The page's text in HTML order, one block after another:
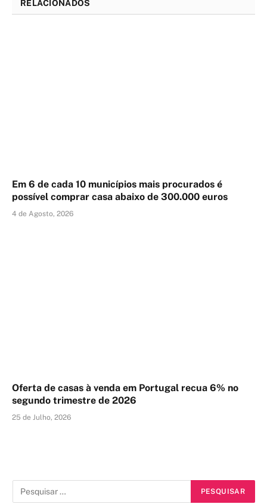
RELACIONADOS
Em 6 de cada 10 municípios mais procurados é
possível comprar casa abaixo de 300.000 euros
4 de Agosto, 2026
Oferta de casas à venda em Portugal recua 6% no
segundo trimestre de 2026
25 de Julho, 2026